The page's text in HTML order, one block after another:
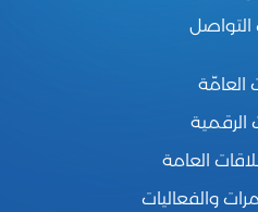
التواصل
العامّة
الرقمية
العامة
والفعاليات